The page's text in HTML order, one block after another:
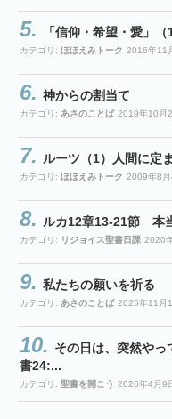
「信仰・希望・愛」（
カテゴリ: ほほえみトーク 2016年11
神からの割当て
カテゴリ: あさのことば 2019年10月
ルーツ（1）人間に定
カテゴリ: ほほえみトーク 2009年8月
ルカ12章13-21節 本
カテゴリ: リジョイス聖書日課 2020
私たちの願いを祈る
カテゴリ: あさのことば 2025年11月
その日は、突然やっ
書24:...
カテゴリ: 聖書を開こう 2026年4月9